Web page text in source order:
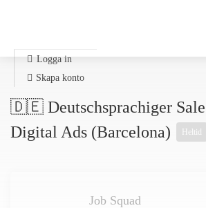
Logga in
Skapa konto
🇩🇪 Deutschsprachiger
Digital Ads (Barcelona)
Heltid
Job Squad